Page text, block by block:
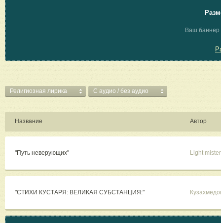
Ваш баннер
Религиозная лирика C аудио / без аудио
Название Автор
"Путь неверующих" Light mister
"СТИХИ КУСТАРЯ: ВЕЛИКАЯ СУБСТАНЦИЯ:"